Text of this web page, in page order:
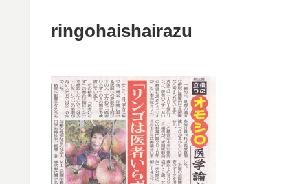
ringohaishairazu